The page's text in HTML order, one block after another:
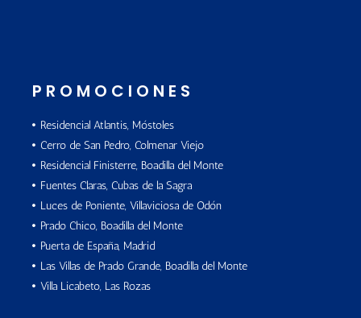
PROMOCIONES
Residencial Atlantis, Móstoles
Cerro de San Pedro, Colmenar Viejo
Residencial Finisterre, Boadilla del Monte
Fuentes Claras, Cubas de la Sagra
Luces de Poniente, Villaviciosa de Odón
Prado Chico, Boadilla del Monte
Puerta de España, Madrid
Las Villas de Prado Grande, Boadilla del Monte
Villa Licabeto, Las Rozas